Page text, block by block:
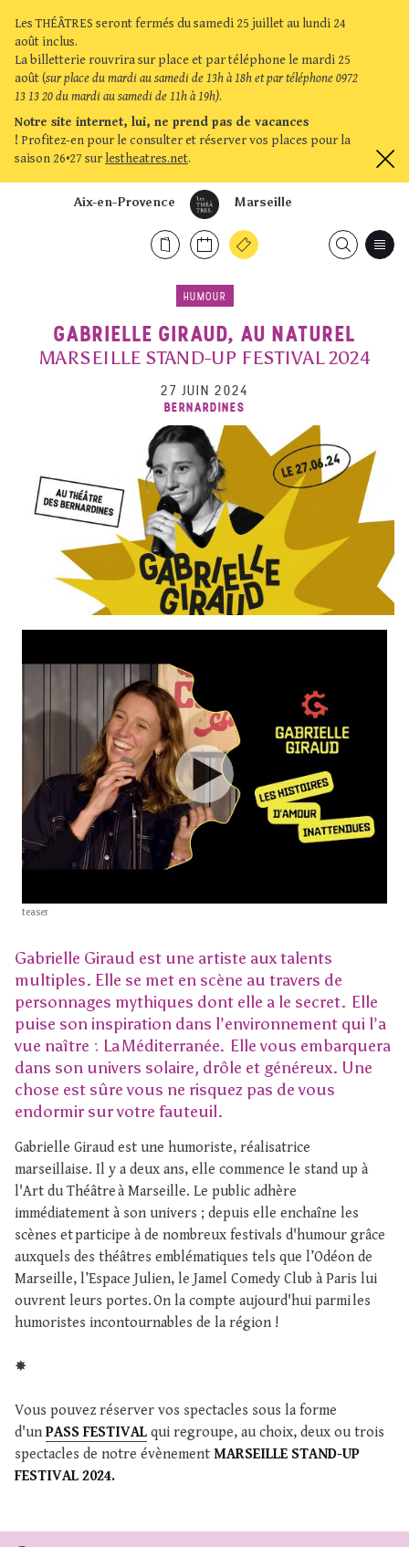
Les THÉÂTRES seront fermés du samedi 25 juillet au lundi 24
août inclus.
La billetterie rouvrira sur place et par téléphone le mardi 25
août (sur place du mardi au samedi de 13h à 18h et par téléphone 0972
13 13 20 du mardi au samedi de 11h à 19h).
Notre site internet, lui, ne prend pas de vacances
! Profitez-en pour le consulter et réserver vos places pour la
saison 26•27 sur lestheatres.net.
Marseille
Aix-en-Provence
HUMOUR
GABRIELLE GIRAUD, AU NATUREL
MARSEILLE STAND-UP FESTIVAL 2024
27 JUIN 2024
BERNARDINES
teaser
Gabrielle Giraud est une artiste aux talents
multiples. Elle se met en scène au travers de
personnages mythiques dont elle a le secret. Elle
puise son inspiration dans l’environnement qui l’a
vue naître : La Méditerranée. Elle vous embarquera
dans son univers solaire, drôle et généreux. Une
chose est sûre vous ne risquez pas de vous
endormir sur votre fauteuil.
Gabrielle Giraud est une humoriste, réalisatrice
marseillaise. Il y a deux ans, elle commence le stand up à
l'Art du Théâtre à Marseille. Le public adhère
immédiatement à son univers ; depuis elle enchaîne les
scènes et participe à de nombreux festivals d'humour grâce
auxquels des théâtres emblématiques tels que l’Odéon de
Marseille, l’Espace Julien, le Jamel Comedy Club à Paris lui
ouvrent leurs portes. On la compte aujourd'hui parmi les
humoristes incontournables de la région !
✸
Vous pouvez réserver vos spectacles sous la forme
d'un PASS FESTIVAL qui regroupe, au choix, deux ou trois
spectacles de notre évènement MARSEILLE STAND-UP
FESTIVAL 2024.